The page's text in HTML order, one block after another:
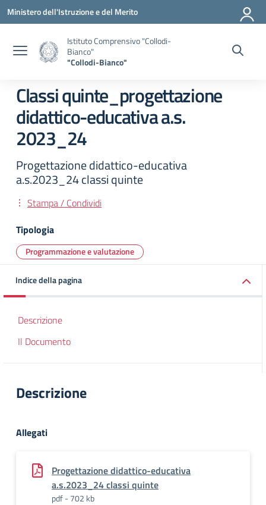
Vai ai contenuti
Vai al menu di navigazione
Vai al footer
Ministero dell'Istruzione e del Merito
Istituto Comprensivo "Collodi-
Bianco"
"Collodi-Bianco"
Classi quinte_progettazione
didattico-educativa a.s.
2023_24
Progettazione didattico-educativa
a.s.2023_24 classi quinte
Stampa / Condividi
Tipologia
Programmazione e valutazione
Indice della pagina
Descrizione
Il Documento
Descrizione
Allegati
Progettazione didattico-educativa
a.s.2023_24 classi quinte
pdf - 702 kb